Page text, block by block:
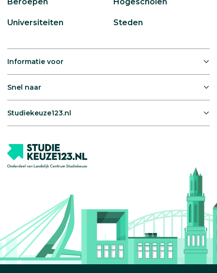
Universiteiten Steden
Informatie voor
Snel naar
Studiekeuze123.nl